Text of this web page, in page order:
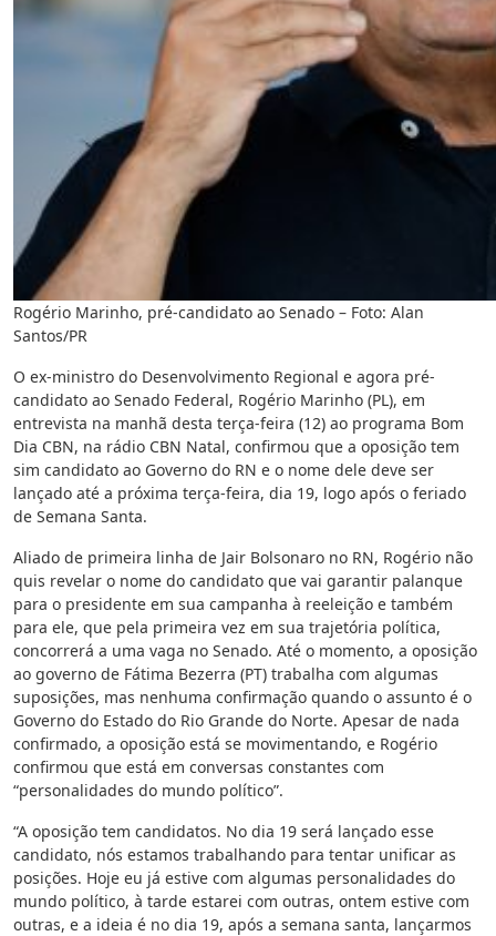
Rogério Marinho, pré-candidato ao Senado – Foto: Alan
Santos/PR
O ex-ministro do Desenvolvimento Regional e agora pré-
candidato ao Senado Federal, Rogério Marinho (PL), em
entrevista na manhã desta terça-feira (12) ao programa Bom
Dia CBN, na rádio CBN Natal, confirmou que a oposição tem
sim candidato ao Governo do RN e o nome dele deve ser
lançado até a próxima terça-feira, dia 19, logo após o feriado
de Semana Santa.
Aliado de primeira linha de Jair Bolsonaro no RN, Rogério não
quis revelar o nome do candidato que vai garantir palanque
para o presidente em sua campanha à reeleição e também
para ele, que pela primeira vez em sua trajetória política,
concorrerá a uma vaga no Senado. Até o momento, a oposição
ao governo de Fátima Bezerra (PT) trabalha com algumas
suposições, mas nenhuma confirmação quando o assunto é o
Governo do Estado do Rio Grande do Norte. Apesar de nada
confirmado, a oposição está se movimentando, e Rogério
confirmou que está em conversas constantes com
“personalidades do mundo político”.
“A oposição tem candidatos. No dia 19 será lançado esse
candidato, nós estamos trabalhando para tentar unificar as
posições. Hoje eu já estive com algumas personalidades do
mundo político, à tarde estarei com outras, ontem estive com
outras, e a ideia é no dia 19, após a semana santa, lançarmos